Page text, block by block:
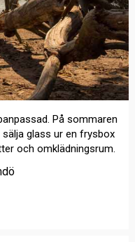
På sommaren
glass ur en frysbox
och omklädningsrum.